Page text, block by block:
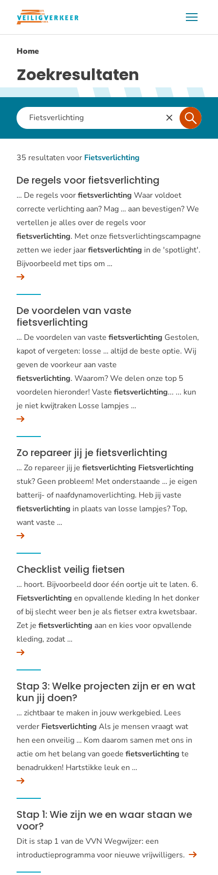
Overslaan
gaan
Menu
Home
Zoekresultaten
Waar
ben
je
naar
zoek?
35 resultaten voor Fietsverlichting
De regels voor fietsverlichting
… De regels voorfietsverlichting Waar voldoet
correcte verlichting aan? Mag … aan bevestigen? We
vertellen je alles over de regels voor
fietsverlichting. Met onze fietsverlichtingscampagne
zetten we ieder jaarfietsverlichting in de 'spotlight'.
Bijvoorbeeld met tips om …
De voordelen van vaste
fietsverlichting
… De voordelen van vaste fietsverlichting Gestolen,
kapot of vergeten: losse … altijd de beste optie. Wij
geven de voorkeur aan vaste
fietsverlichting. Waarom? We delen onze top 5
voordelen hieronder! Vaste fietsverlichting... ... kun
je niet kwijtraken Losse lampjes …
Zo repareer jij je fietsverlichting
… Zo repareer jij je fietsverlichting Fietsverlichting
stuk? Geen probleem! Met onderstaande … je eigen
batterij- of naafdynamoverlichting. Heb jij vaste
fietsverlichting in plaats van losse lampjes? Top,
want vaste …
Checklist veilig fietsen
… hoort. Bijvoorbeeld door één oortje uit te laten. 6.
Fietsverlichting en opvallende kleding In het donker
of bij slecht weer ben je als fietser extra kwetsbaar.
Zet je fietsverlichting aan en kies voor opvallende
kleding, zodat …
Stap 3: Welke projecten zijn er en wat
kun jij doen?
… zichtbaar te maken in jouw werkgebied. Lees
verder Fietsverlichting Als je mensen vraagt wat
hen een onveilig … Kom daarom samen met ons in
actie om het belang van goede fietsverlichting te
benadrukken! Hartstikke leuk en …
Stap 1: Wie zijn we en waar staan we
voor?
Dit is stap 1 van de VVN Wegwijzer: een
introductieprogramma voor nieuwe vrijwilligers.